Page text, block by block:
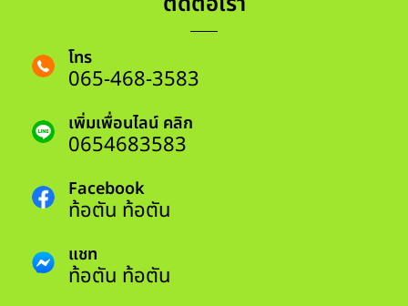
โทร
065-468-3583
เพิ่มเพื่อนไลน์ คลิก
0654683583
Facebook
ท้อตัน ท้อตัน
แชท
ท้อตัน ท้อตัน